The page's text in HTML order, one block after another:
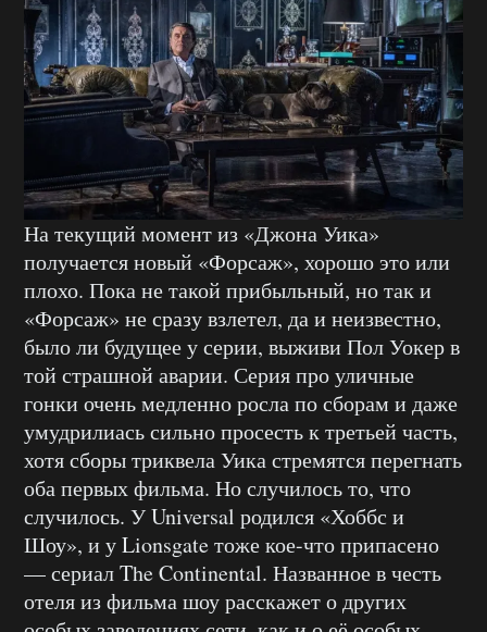
На текущий момент из «Джона Уика»
получается новый «Форсаж», хорошо это или
плохо. Пока не такой прибыльный, но так и
«Форсаж» не сразу взлетел, да и неизвестно,
было ли будущее у серии, выживи Пол Уокер в
той страшной аварии. Серия про уличные
гонки очень медленно росла по сборам и даже
умудрилиась сильно просесть к третьей часть,
хотя сборы триквела Уика стремятся перегнать
оба первых фильма. Но случилось то, что
случилось. У Universal родился «Хоббс и
Шоу», и у Lionsgate тоже кое-что припасено
— сериал The Continental. Названное в честь
отеля из фильма шоу расскажет о других